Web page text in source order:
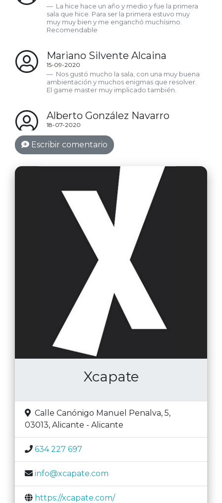
La hice hace un año y medio y fue la primera
sala que hice. Para ser la primera estuvo muy
muy muy bien y me enganchó muchísimo.
Recomendable
Mariano Silvente Alcaina
15-09-2020
Nos gustó mucho la sala, con una muy buena
ambientación y muchos enigmas que resolver.
El game master muy implicado también.
Alberto González Navarro
18-07-2020
Hemos ido 6 amigos a la casa encantada y ha
sido una experiencia bastante buena. Una
ambientación buena que te pone en tensión.
Rocío Fernández
Buenísima ambientación!! La chica lo hace
genial!! Se mete totalmente en el papel!! Una de
las mejores salas en las que he estado!! Con
sustos asegurados!! Nos encantó la experiencia!!
Jorge Verdú
Escribir comentario
Xcapate
Calle Canónigo Manuel Penalva, 5,
03013, Alicante - Alicante
634 227 697
info@xcapate.com
https://xcapate.com/